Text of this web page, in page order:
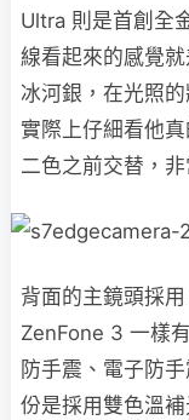
Ultra 則是首創全
線看起來的感覺
冰河銀，在光照
實際上仔細看他
二色之前交替，非
背面的主鏡頭採
ZenFone 3 一樣
防手震、電子防
份是採用雙色溫